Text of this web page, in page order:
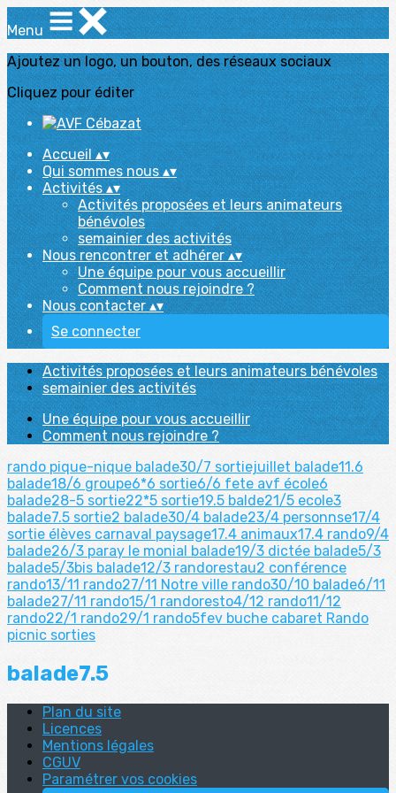
Menu
Ajoutez un logo, un bouton, des réseaux sociaux
Cliquez pour éditer
Accueil▴▾
Qui sommes nous▴▾
Activités▴▾
Activités proposées et leurs animateurs
bénévoles
semainier des activités
Nous rencontrer et adhérer▴▾
Une équipe pour vous accueillir
Comment nous rejoindre ?
Nous contacter▴▾
Se connecter
Activités proposées et leurs animateurs bénévoles
semainier des activités
Une équipe pour vous accueillir
Comment nous rejoindre ?
rando pique-nique balade30/7 sortiejuillet balade11.6
balade18/6 groupe6*6 sortie6/6 fete avf école6
balade28-5 sortie22*5 sortie19.5 balde21/5 ecole3
balade7.5 sortie2 balade30/4 balade23/4 personnse17/4
sortie élèves carnaval paysage17.4 animaux17.4 rando9/4
balade26/3 paray le monial balade19/3 dictée balade5/3
balade5/3bis balade12/3 randorestau2 conférence
rando13/11 rando27/11 Notre ville rando30/10 balade6/11
balade27/11 rando15/1 randoresto4/12 rando11/12
rando22/1 rando29/1 rando5fev buche cabaret Rando
picnic sorties
balade7.5
Plan du site
Licences
Mentions légales
CGUV
Paramétrer vos cookies